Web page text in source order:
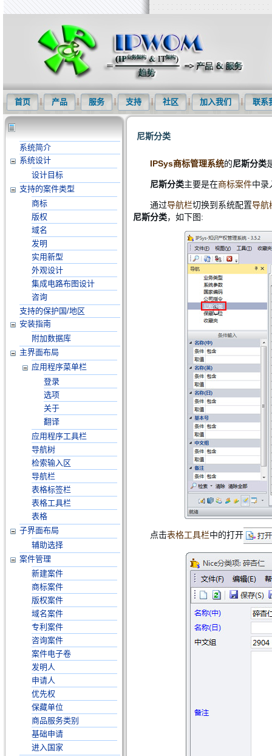
首页 产品 服务 支持 社区 加入我们 联系
系统简介
系统设计
设计目标
支持的案件类型
商标
版权
域名
发明
实用新型
外观设计
集成电路布图设计
咨询
支持的保护国/地区
安装指南
附加数据库
主界面布局
应用程序菜单栏
登录
选项
关于
翻译
应用程序工具栏
导航树
检索输入区
导航栏
表格标签栏
表格工具栏
表格
子界面布局
辅助选择
案件管理
新建案件
商标案件
版权案件
域名案件
专利案件
咨询案件
案件电子卷
发明人
申请人
优先权
保藏单位
商品服务类别
基础申请
进入国家
尼斯分类
IPSys商标管理系统的尼斯分类
尼斯分类主要是在商标案件中录
通过导航栏切换到系统配置导航
尼斯分类，如下图:
点击表格工具栏中的打开